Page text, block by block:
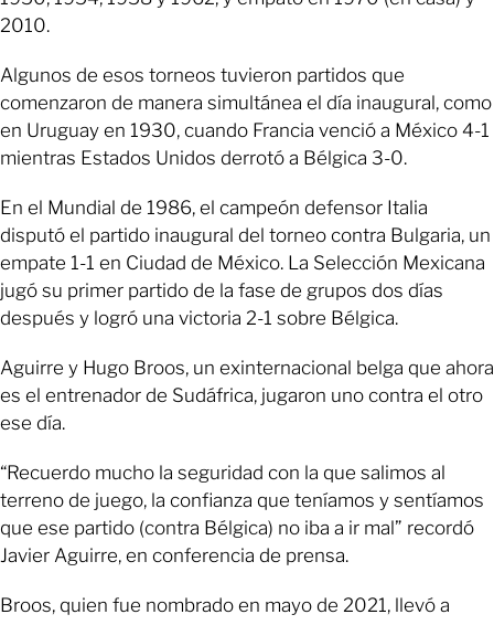
2010.
Algunos de esos torneos tuvieron partidos que
comenzaron de manera simultánea el día inaugural, como
en Uruguay en 1930, cuando Francia venció a México 4-1
mientras Estados Unidos derrotó a Bélgica 3-0.
En el Mundial de 1986, el campeón defensor Italia
disputó el partido inaugural del torneo contra Bulgaria, un
empate 1-1 en Ciudad de México. La Selección Mexicana
jugó su primer partido de la fase de grupos dos días
después y logró una victoria 2-1 sobre Bélgica.
Aguirre y Hugo Broos, un exinternacional belga que ahora
es el entrenador de Sudáfrica, jugaron uno contra el otro
ese día.
“Recuerdo mucho la seguridad con la que salimos al
terreno de juego, la confianza que teníamos y sentíamos
que ese partido (contra Bélgica) no iba a ir mal” recordó
Javier Aguirre, en conferencia de prensa.
Broos, quien fue nombrado en mayo de 2021, llevó a